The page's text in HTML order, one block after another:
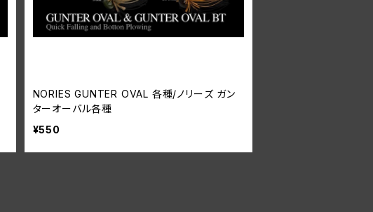
NORIES GUNTER OVAL 各種/ノリーズ ガン
ターオーバル各種
¥550